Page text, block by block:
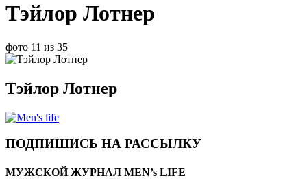
Тэйлор Лотнер
фото 11 из 35
Тэйлор Лотнер
ПОДПИШИСЬ НА РАССЫЛКУ
МУЖСКОЙ ЖУРНАЛ MEN’s LIFE